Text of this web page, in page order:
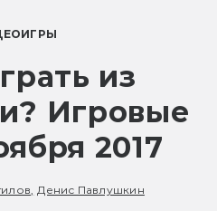
из
Игровые
2017
Денис Павлушкин